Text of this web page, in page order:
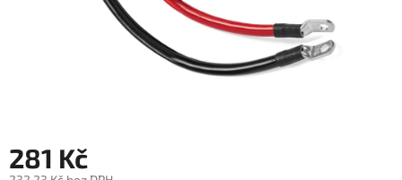
281 Kč